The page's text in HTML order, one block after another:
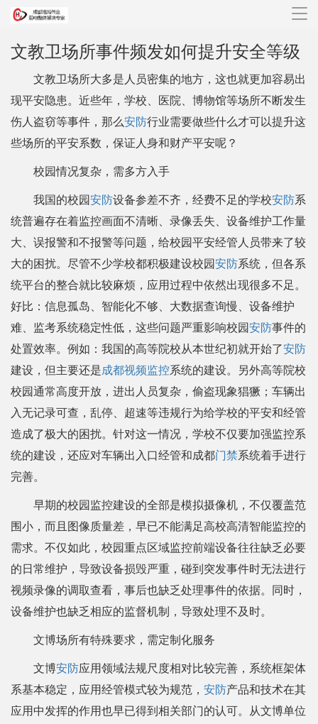
导
文教卫场所事件频发如何提升安全等级
文教卫场所大多是人员密集的地方，这也就更加容易出
现平安隐患。近些年，学校、医院、博物馆等场所不断发生
伤人盗窃等事件，那么安防行业需要做些什么才可以提升这
些场所的平安系数，保证人身和财产平安呢？
校园情况复杂，需多方入手
我国的校园安防设备参差不齐，经费不足的学校安防系
统普遍存在着监控画面不清晰、录像丢失、设备维护工作量
大、误报警和不报警等问题，给校园平安经管人员带来了较
大的困扰。尽管不少学校都积极建设校园安防系统，但各系
统平台的整合就比较麻烦，应用过程中依然出现很多不足。
好比：信息孤岛、智能化不够、大数据查询慢、设备维护
难、监考系统稳定性低，这些问题严重影响校园安防事件的
处置效率。例如：我国的高等院校从本世纪初就开始了安防
建设，但主要还是成都视频监控系统的建设。另外高等院校
校园通常高度开放，进出人员复杂，偷盗现象猖獗；车辆出
入无记录可查，乱停、超速等违规行为给学校的平安和经管
造成了极大的困扰。针对这一情况，学校不仅要加强监控系
统的建设，还应对车辆出入口经管和成都门禁系统着手进行
完善。
早期的校园监控建设的全部是模拟摄像机，不仅覆盖范
围小，而且图像质量差，早已不能满足高校高清智能监控的
需求。不仅如此，校园重点区域监控前端设备往往缺乏必要
的日常维护，导致设备损毁严重，碰到突发事件时无法进行
视频录像的调取查看，事后也缺乏处理事件的依据。同时，
设备维护也缺乏相应的监督机制，导致处理不及时。
文博场所有特殊要求，需定制化服务
文博安防应用领域法规尺度相对比较完善，系统框架体
系基本稳定，应用经管模式较为规范， 安防产品和技术在其
应用中发挥的作用也早已得到相关部门的认可。从文博单位